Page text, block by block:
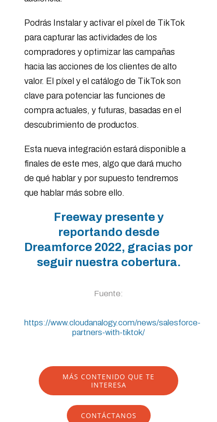
Podrás Instalar y activar el píxel de TikTok
para capturar las actividades de los
compradores y optimizar las campañas
hacia las acciones de los clientes de alto
valor. El píxel y el catálogo de TikTok son
clave para potenciar las funciones de
compra actuales, y futuras, basadas en el
descubrimiento de productos.
Esta nueva integración estará disponible a
finales de este mes, algo que dará mucho
de qué hablar y por supuesto tendremos
que hablar más sobre ello.
Freeway presente y
reportando desde
Dreamforce 2022, gracias por
seguir nuestra cobertura.
Fuente:
https://www.cloudanalogy.com/news/salesforce-
partners-with-tiktok/
MÁS CONTENIDO QUE TE
INTERESA
CONTÁCTANOS